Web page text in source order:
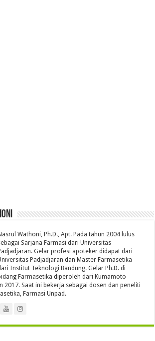
Wathoni, Ph.D., Apt. Pada tahun 2004 lulus
Sarjana Farmasi dari Universitas
Gelar profesi apoteker didapat dari
Padjadjaran dan Master Farmasetika
Institut Teknologi Bandung. Gelar Ph.D. di
Farmasetika diperoleh dari Kumamoto
2017. Saat ini bekerja sebagai dosen dan peneliti
Farmasi Unpad.